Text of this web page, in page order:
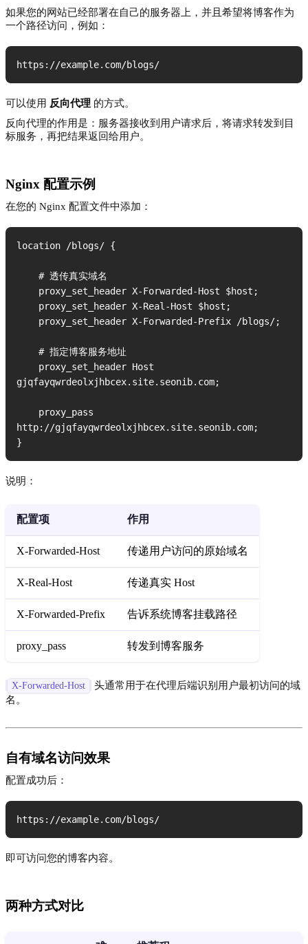
如果您的网站已经部署在自己的服务器上，并且希望将博客作为
一个路径访问，例如：
https://example.com/blogs/
可以使用 反向代理 的方式。
反向代理的作用是：服务器接收到用户请求后，将请求转发到目
标服务，再把结果返回给用户。
Nginx 配置示例
在您的 Nginx 配置文件中添加：
location /blogs/ {
gjqfayqwrdeolxjhbcex.site.seonib.com;
http://gjqfayqwrdeolxjhbcex.site.seonib.com;
}
说明：
配置项 作用
X-Forwarded-Host 传递用户访问的原始域名
X-Real-Host 传递真实 Host
X-Forwarded-Prefix 告诉系统博客挂载路径
proxy_pass 转发到博客服务
X-Forwarded-Host
头通常用于在代理后端识别用户最初访问的域
名。
自有域名访问效果
配置成功后：
https://example.com/blogs/
即可访问您的博客内容。
两种方式对比